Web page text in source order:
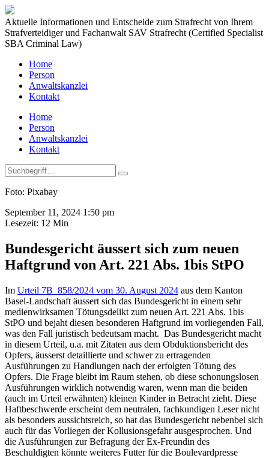
Aktuelle Informationen und Entscheide zum Strafrecht von Ihrem
Strafverteidiger und Fachanwalt SAV Strafrecht (Certified Specialist
SBA Criminal Law)
Home
Person
Anwaltskanzlei
Kontakt
Home
Person
Anwaltskanzlei
Kontakt
Foto: Pixabay
September 11, 2024 1:50 pm
Lesezeit: 12 Min
Bundesgericht äussert sich zum neuen
Haftgrund von Art. 221 Abs. 1bis StPO
Im Urteil 7B_858/2024 vom 30. August 2024 aus dem Kanton
Basel-Landschaft äussert sich das Bundesgericht in einem sehr
medienwirksamen Tötungsdelikt zum neuen Art. 221 Abs. 1bis
StPO und bejaht diesen besonderen Haftgrund im vorliegenden Fall,
was den Fall juristisch bedeutsam macht. Das Bundesgericht macht
in diesem Urteil, u.a. mit Zitaten aus dem Obduktionsbericht des
Opfers, äusserst detaillierte und schwer zu ertragenden
Ausführungen zu Handlungen nach der erfolgten Tötung des
Opfers. Die Frage bleibt im Raum stehen, ob diese schonungslosen
Ausführungen wirklich notwendig waren, wenn man die beiden
(auch im Urteil erwähnten) kleinen Kinder in Betracht zieht. Diese
Haftbeschwerde erscheint dem neutralen, fachkundigen Leser nicht
als besonders aussichtsreich, so hat das Bundesgericht nebenbei sich
auch für das Vorliegen der Kollusionsgefahr ausgesprochen. Und
die Ausführungen zur Befragung der Ex-Freundin des
Beschuldigten könnte weiteres Futter für die Boulevardpresse